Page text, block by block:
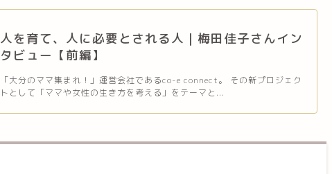
人を育て、人に必要とされる人｜梅田佳子さんイン
タビュー【前編】
「大分のママ集まれ！」運営会社であるco-e connect。 その新プロジェク
トとして「ママや女性の生き方を考える」をテーマと...